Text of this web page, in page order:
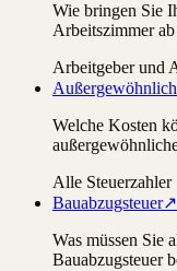
Wie bringen Sie
Arbeitszimmer
Arbeitgeber und
Welche Kosten
Alle Steuerzahler
Bauabzugsteuer↗
Was müssen Sie
Bauabzugsteuer